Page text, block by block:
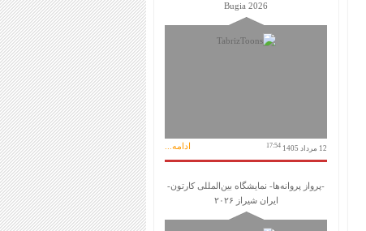
Bugia 2026
12 مرداد 1405 17:54 ادامه...
-پرواز پروانه‌ها- نمایشگاه بین‌المللی کارتون-
ایران شیراز ۲۰۲۶